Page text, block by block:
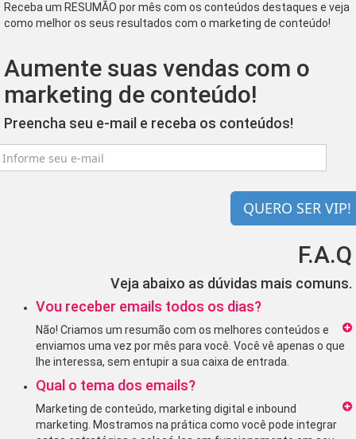
Receba um RESUMÃO por mês com os conteúdos destaques e veja
como melhor os seus resultados com o marketing de conteúdo!
Aumente suas vendas com o
marketing de conteúdo!
Preencha seu e-mail e receba os conteúdos!
QUERO SER VIP!
F.A.Q
Veja abaixo as dúvidas mais comuns.
Vou receber emails todos os dias?
Não! Criamos um resumão com os melhores conteúdos e
enviamos uma vez por mês para você. Você vê apenas o que
lhe interessa, sem entupir a sua caixa de entrada.
Qual o tema dos emails?
Marketing de conteúdo, marketing digital e inbound
marketing. Mostramos na prática como você pode integrar